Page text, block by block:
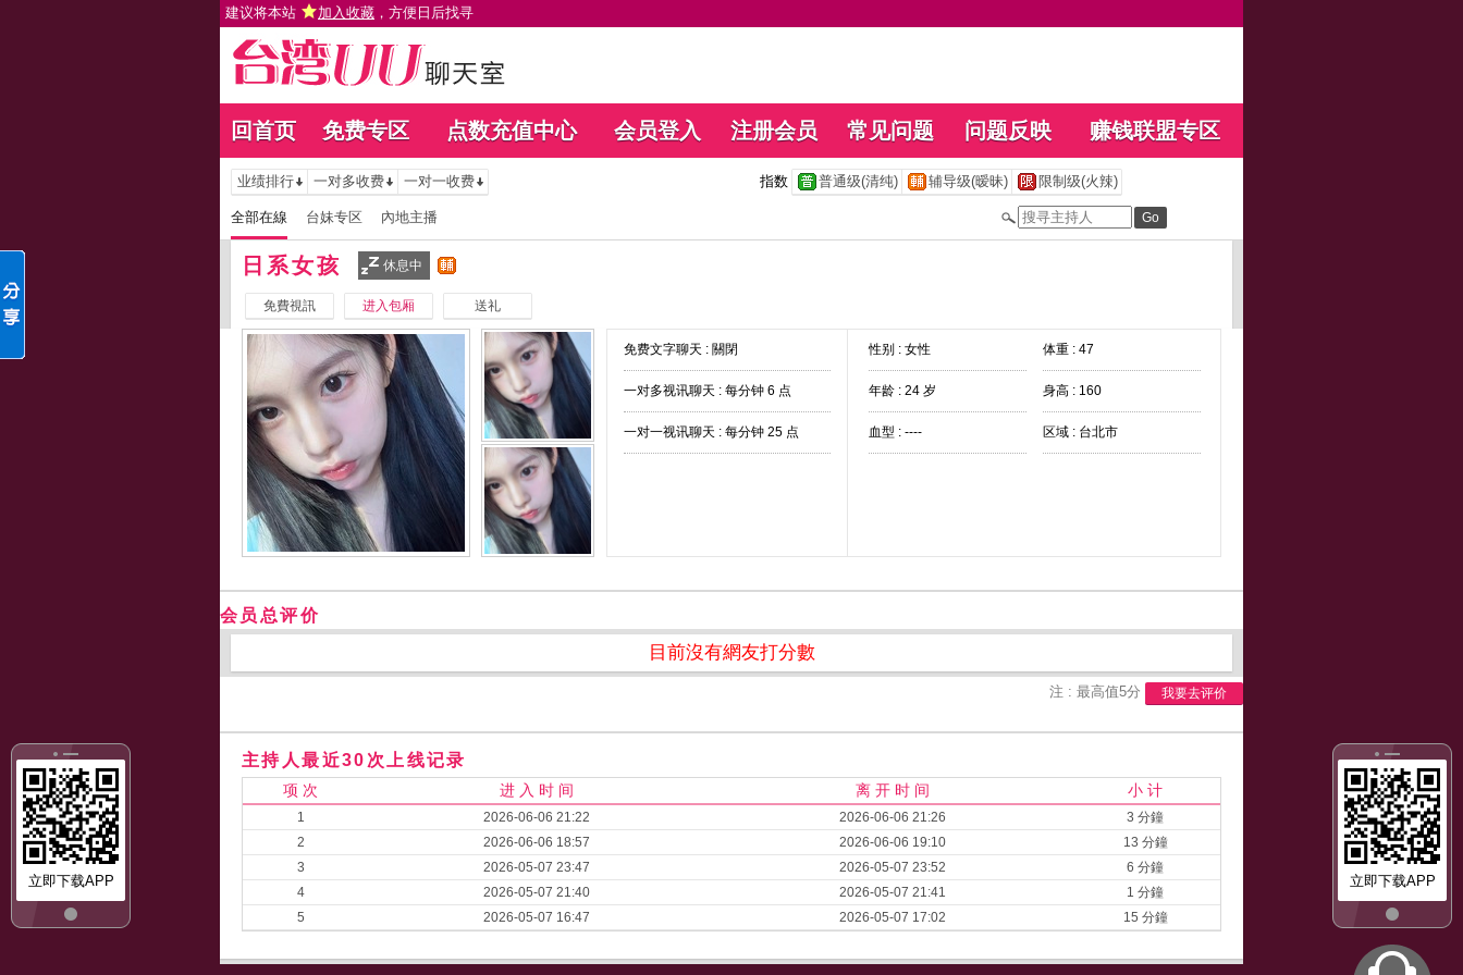
建议将本站 加入收藏 ，方便日后找寻
回首页 免费专区 点数充值中心 会员登入 注册会员 常见问题 问题反映 赚钱联盟专区
立即下载APP
立即下载APP
业绩排行 一对多收费 一对一收费 指数 普通级(清纯) 辅导级(暧昧) 限制级(火辣)
全部在線 台妹专区 內地主播
日系女孩 休息中
免費視訊 进入包厢 送礼
免费文字聊天 : 關閉
一对多视讯聊天 : 每分钟 6 点
一对一视讯聊天 : 每分钟 25 点
性别 : 女性 体重 : 47
年龄 : 24 岁 身高 : 160
血型 : ---- 区域 : 台北市
会员总评价
目前沒有網友打分數
注 : 最高值5分 我要去评价
主持人最近30次上线记录
项 次 进 入 时 间 离 开 时 间 小 计
1 2026-06-06 21:22 2026-06-06 21:26
3 分鐘
2
2026-06-06 18:57 2026-06-06 19:10
13 分鐘
3
2026-05-07 23:47 2026-05-07 23:52
6 分鐘
4
2026-05-07 21:40 2026-05-07 21:41
1 分鐘
5
2026-05-07 16:47 2026-05-07 17:02 15 分鐘